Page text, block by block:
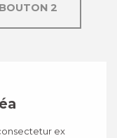
BOUTON 2
ex